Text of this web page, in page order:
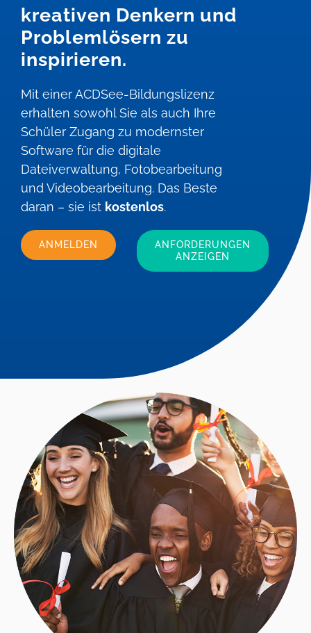
kreativen Denkern und
Problemlösern zu
inspirieren.
Mit einer ACDSee-Bildungslizenz
erhalten sowohl Sie als auch Ihre
Schüler Zugang zu modernster
Software für die digitale
Dateiverwaltung, Fotobearbeitung
und Videobearbeitung. Das Beste
daran – sie ist kostenlos.
ANMELDEN
ANFORDERUNGEN
ANZEIGEN